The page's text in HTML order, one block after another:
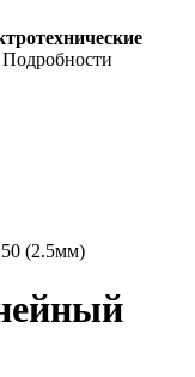
Подробности
(2.5мм)